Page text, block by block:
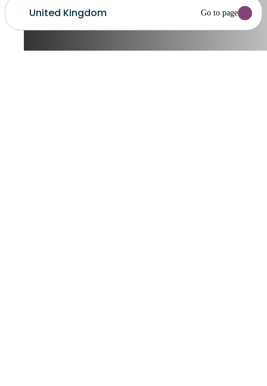
United Kingdom Go to page